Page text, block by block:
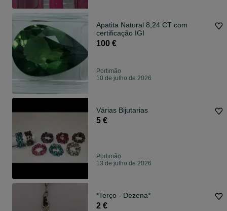
Apatita Natural 8,24 CT com
certificação IGI
100 €
Portimão
10 de julho de 2026
Várias Bijutarias
5 €
Portimão
13 de julho de 2026
*Terço - Dezena*
2 €